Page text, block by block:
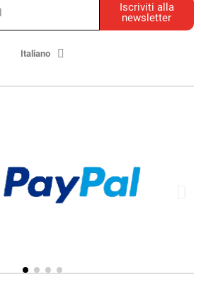
Iscriviti alla
newsletter
Italiano